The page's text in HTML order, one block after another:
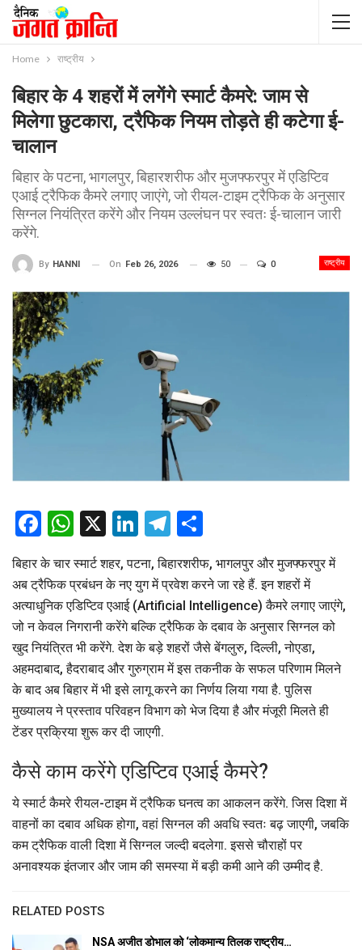
Home राष्ट्रीय
बिहार के 4 शहरों में लगेंगे स्मार्ट कैमरे: जाम से
मिलेगा छुटकारा, ट्रैफिक नियम तोड़ते ही कटेगा ई-
चालान
बिहार के पटना, भागलपुर, बिहारशरीफ और मुजफ्फरपुर में एडिप्टिव
एआई ट्रैफिक कैमरे लगाए जाएंगे, जो रीयल-टाइम ट्रैफिक के अनुसार
सिग्नल नियंत्रित करेंगे और नियम उल्लंघन पर स्वतः ई-चालान जारी
करेंगे.
राष्ट्रीय
By HANNI On Feb 26, 2026 50 0
Facebook
WhatsApp
X LinkedIn
Telegram
बिहार के चार स्मार्ट शहर, पटना, बिहारशरीफ, भागलपुर और मुजफ्फरपुर में
अब ट्रैफिक प्रबंधन के नए युग में प्रवेश करने जा रहे हैं. इन शहरों में
अत्याधुनिक एडिप्टिव एआई (Artificial Intelligence) कैमरे लगाए जाएंगे,
जो न केवल निगरानी करेंगे बल्कि ट्रैफिक के दबाव के अनुसार सिग्नल को
खुद नियंत्रित भी करेंगे. देश के बड़े शहरों जैसे बेंगलुरु, दिल्ली, नोएडा,
अहमदाबाद, हैदराबाद और गुरुग्राम में इस तकनीक के सफल परिणाम मिलने
के बाद अब बिहार में भी इसे लागू करने का निर्णय लिया गया है. पुलिस
मुख्यालय ने प्रस्ताव परिवहन विभाग को भेज दिया है और मंजूरी मिलते ही
टेंडर प्रक्रिया शुरू कर दी जाएगी.
कैसे काम करेंगे एडिप्टिव एआई कैमरे?
ये स्मार्ट कैमरे रीयल-टाइम में ट्रैफिक घनत्व का आकलन करेंगे. जिस दिशा में
वाहनों का दबाव अधिक होगा, वहां सिग्नल की अवधि स्वतः बढ़ जाएगी, जबकि
कम ट्रैफिक वाली दिशा में सिग्नल जल्दी बदलेगा. इससे चौराहों पर
अनावश्यक इंतजार और जाम की समस्या में बड़ी कमी आने की उम्मीद है.
RELATED POSTS
NSA अजीत डोभाल को ‘लोकमान्य तिलक राष्ट्रीय…